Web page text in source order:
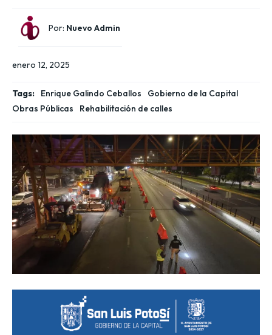
Por: Nuevo Admin
enero 12, 2025
Tags: Enrique Galindo Ceballos
Gobierno de la Capital
Obras Públicas
Rehabilitación de calles